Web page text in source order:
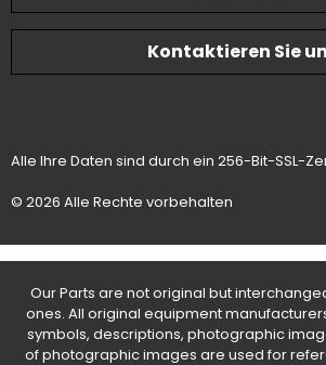
Kontaktieren Sie
Alle Ihre Daten sind durch ein 256-Bit-SSL-
© 2026 Alle Rechte vorbehalten
Our Parts are not original but
ones. All original equipment
symbols, descriptions, photographic
of photographic images are used for